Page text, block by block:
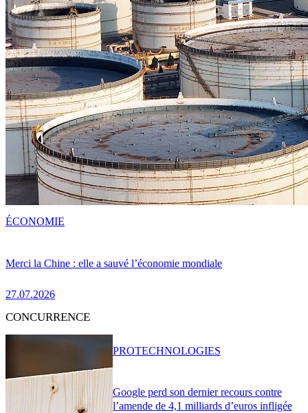
Merci la Chine : elle a sauvé l’économie mondiale
27.07.2026
ÉCONOMIE
CONCURRENCE
Google perd son dernier recours contre
l’amende de 4,1 milliards d’euros infligée
PROTECHNOLOGIES